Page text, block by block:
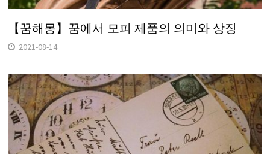
【꿈해몽】꿈에서 모피 제품의 의미와 상징
2021-08-14